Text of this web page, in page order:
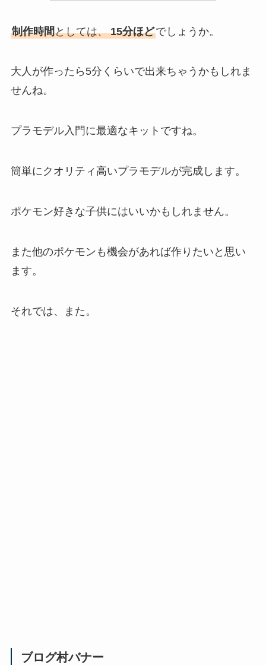
制作時間としては、 15分ほどでしょうか。
大人が作ったら5分くらいで出来ちゃうかもしれま
せんね。
プラモデル入門に最適なキットですね。
簡単にクオリティ高いプラモデルが完成します。
ポケモン好きな子供にはいいかもしれません。
また他のポケモンも機会があれば作りたいと思い
ます。
それでは、また。
ブログ村バナー